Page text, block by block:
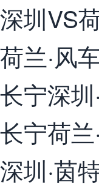
深圳VS
荷兰·风
长宁深
长宁荷
深圳·茵